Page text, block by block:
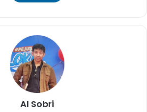
Al Sobri